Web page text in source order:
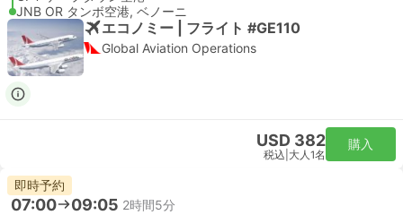
JNB OR タンボ空港, ベノーニ
エコノミー | フライト #GE110
Global Aviation Operations
USD 382
税込 大人1名
購入
即時予約
07:00 09:05 2時間5分